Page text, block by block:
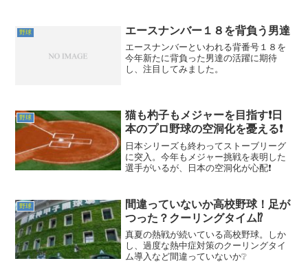
野球 エースナンバー１８を背負う男達
エースナンバーといわれる背番号１８を
今年新たに背負った男達の活躍に期待
し、注目してみました。
野球
猫も杓子もメジャーを目指す❗日
本のプロ野球の空洞化を憂える❗
日本シリーズも終わってストーブリーグ
に突入。今年もメジャー挑戦を表明した
選手がいるが、日本の空洞化が心配❗
野球
間違っていないか高校野球！足が
つった？クーリングタイム⁉️
真夏の熱戦が続いている高校野球。しか
し、過度な熱中症対策のクーリングタイ
ム導入など間違っていないか❔